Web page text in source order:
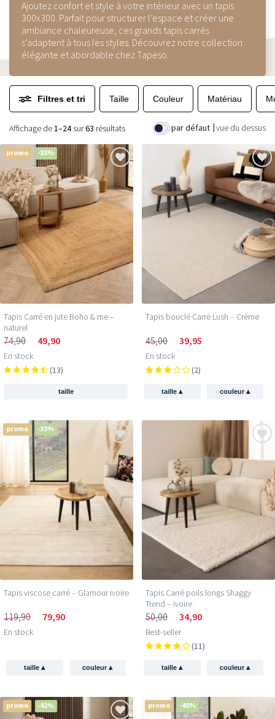
Ajoutez confort et style à votre intérieur avec un tapis
300x300. Parfait pour structurer l’espace et créer une
ambiance chaleureuse, ces grands tapis carrés
s’adaptent à tous les styles. Découvrez notre collection
élégante et abordable chez Tapeso.
Filtres et tri Taille Couleur Matériau
par défaut vue du dessus
Affichage de1–24sur63 résultats
promo -33%
Tapis Carré en jute Boho & me –
naturel
74,90 49,90
En stock
(13)
taille
Tapis bouclé Carré Lush – Crème
45,00 39,95
En stock
(2)
taille▴ couleur▴
promo -33%
Tapis viscose carré – Glamour ivoire
119,90 79,90
En stock
taille▴ couleur▴
Tapis Carré poils longs Shaggy
Trend – ivoire
50,00 34,90
Best-seller
(11)
taille▴ couleur▴
promo -42% promo -40%